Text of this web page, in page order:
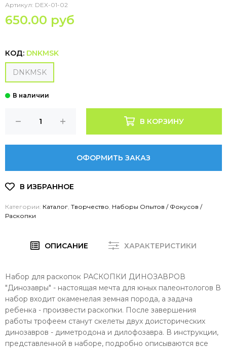
Артикул: DEX-01-02
650.00 руб
КОД: DNKMSK
DNKMSK
В КОРЗИНУ
ОФОРМИТЬ ЗАКАЗ
Категории: Каталог Творчество Наборы Опытов / Фокусов /
Раскопки
ОПИСАНИЕ ХАРАКТЕРИСТИКИ
Набор для раскопок РАСКОПКИ ДИНОЗАВРОВ
"Динозавры" - настоящая мечта для юных палеонтологов В
набор входит окаменелая земная порода, а задача
ребенка - произвести раскопки. После завершения
работы трофеем станут скелеты двух доисторических
динозавров - диметродона и дилофозавра. В инструкции,
представленной в наборе, подробно описываются все